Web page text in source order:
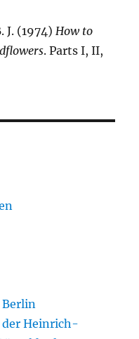
J. (1974)How to
. Parts I, II,
Berlin
der Heinrich-